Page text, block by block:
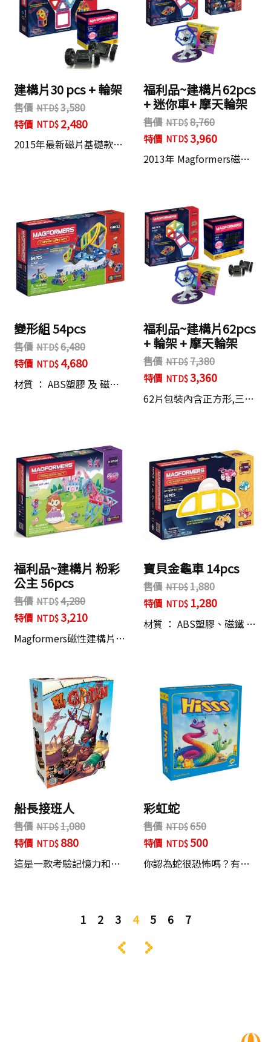
建構片30 pcs + 輪架
售價
3,580
特價
2,480
2015年最新磁片基礎款…
福利品~建構片62pcs
+ 迷你車+ 摩天輪架
售價
8,760
特價
3,960
2013年 Magformers磁…
變形組 54pcs
售價
6,480
特價
4,680
材質 ： ABS塑膠 及 磁…
福利品~建構片62pcs
+ 輪架 + 摩天輪架
售價
7,380
特價
3,360
62片包裝內含正方形,三…
福利品~建構片 粉彩
公主 56pcs
售價
4,280
特價
3,210
Magformers磁性建構片…
寶貝金龜車 14pcs
售價
1,880
特價
1,280
材質 ： ABS塑膠、磁鐵 …
船長接班人
售價
1,080
特價
880
這是一款考驗記憶力和…
彩虹蛇
售價
650
特價
500
你認為蛇很恐怖嗎？有…
1 2 3 4 5 6 7